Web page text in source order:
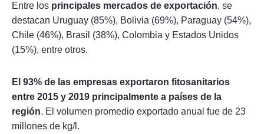
Entre los principales mercados de exportación, se
destacan Uruguay (85%), Bolivia (69%), Paraguay (54%),
Chile (46%), Brasil (38%), Colombia y Estados Unidos
(15%), entre otros.
El 93% de las empresas exportaron fitosanitarios
entre 2015 y 2019 principalmente a países de la
región. El volumen promedio exportado anual fue de 23
millones de kg/l.